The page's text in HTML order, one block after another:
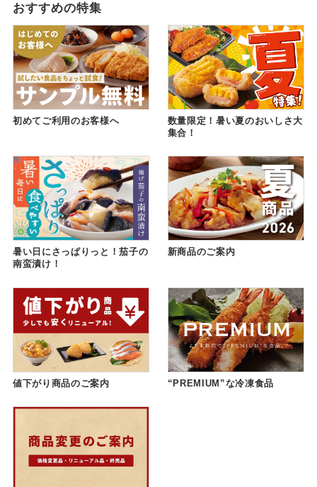
おすすめの特集
初めてご利用のお客様へ
数量限定！暑い夏のおいしさ大
集合！
暑い日にさっぱりっと！茄子の
南蛮漬け！
新商品のご案内
値下がり商品のご案内 “PREMIUM”な冷凍食品